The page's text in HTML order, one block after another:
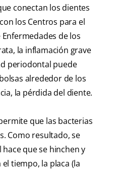
conectan los dientes
los Centros para el
de los
la inflamación grave
periodontal puede
alrededor de los
la pérdida del diente.
que las bacterias
Como resultado, se
que se hinchen y
tiempo, la placa (la